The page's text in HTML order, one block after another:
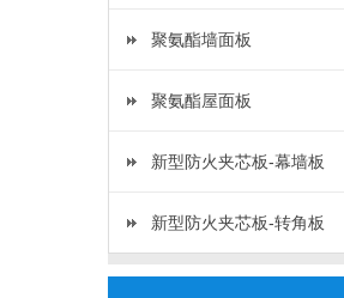
聚氨酯墙面板
聚氨酯屋面板
新型防火夹芯板-幕墙板
新型防火夹芯板-转角板